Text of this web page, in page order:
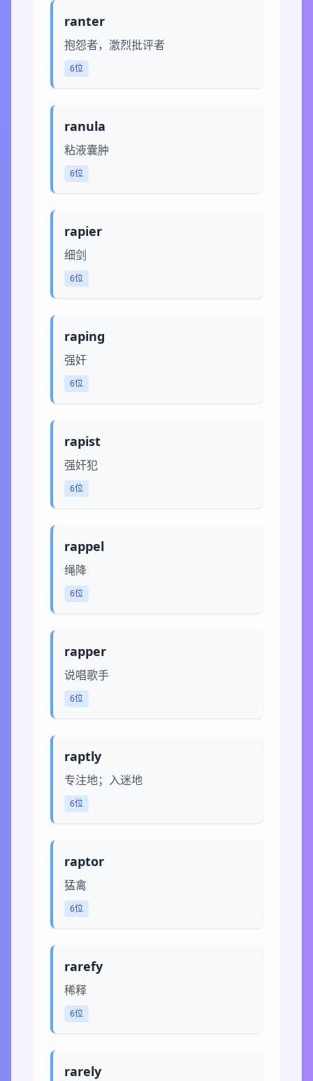
ranter
抱怨者，激烈批评者
6位
ranula
粘液囊肿
6位
rapier
细剑
6位
raping
强奸
6位
rapist
强奸犯
6位
rappel
绳降
6位
rapper
说唱歌手
6位
raptly
专注地；入迷地
6位
raptor
猛禽
6位
rarefy
稀释
6位
rarely